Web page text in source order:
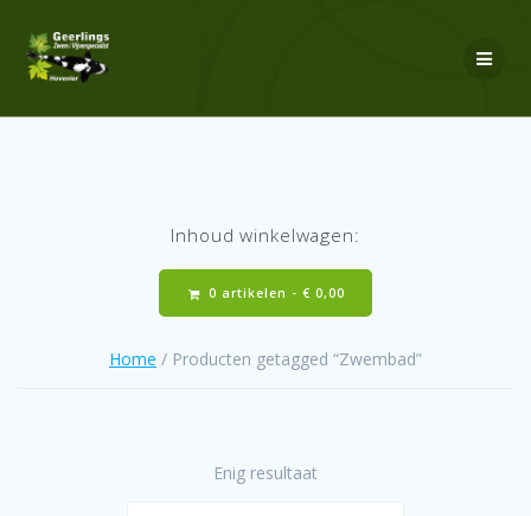
Inhoud winkelwagen:
0 artikelen - € 0,00
Home / Producten getagged “Zwembad”
Enig resultaat